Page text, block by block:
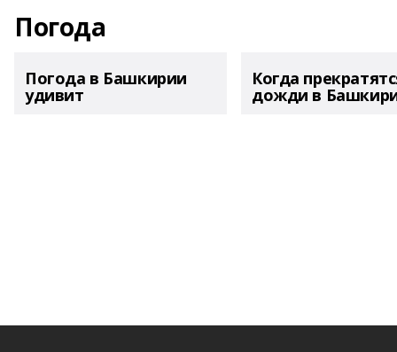
Погода
Погода в Башкирии
удивит
Когда
дожди в